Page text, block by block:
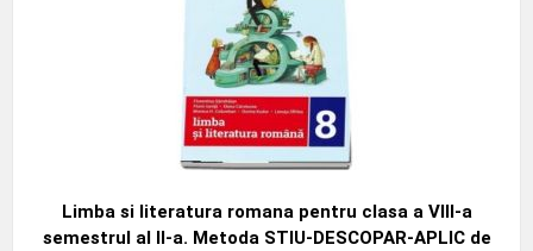
Limba si literatura romana pentru clasa a VIII-a
semestrul al II-a. Metoda STIU-DESCOPAR-APLIC de